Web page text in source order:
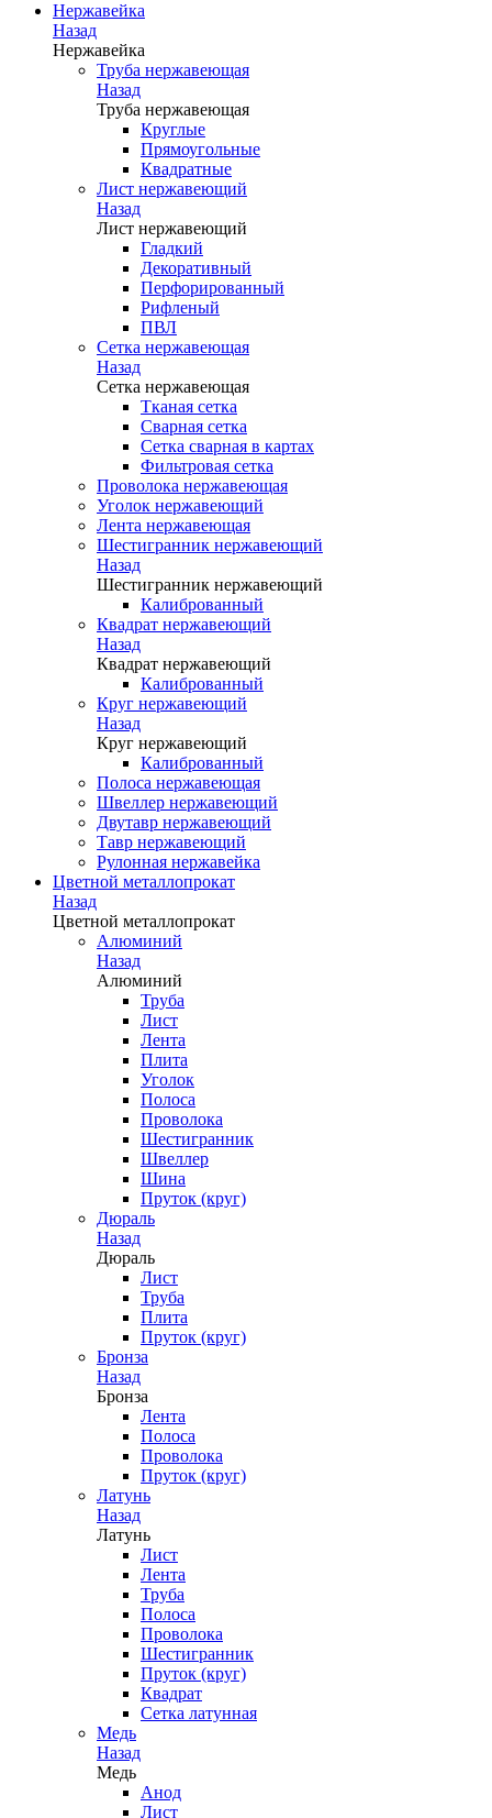
Нержавейка
Назад
Нержавейка
Труба нержавеющая
Назад
Труба нержавеющая
Круглые
Прямоугольные
Квадратные
Лист нержавеющий
Назад
Лист нержавеющий
Гладкий
Декоративный
Перфорированный
Рифленый
ПВЛ
Сетка нержавеющая
Назад
Сетка нержавеющая
Тканая сетка
Сварная сетка
Сетка сварная в картах
Фильтровая сетка
Проволока нержавеющая
Уголок нержавеющий
Лента нержавеющая
Шестигранник нержавеющий
Назад
Шестигранник нержавеющий
Калиброванный
Квадрат нержавеющий
Назад
Квадрат нержавеющий
Калиброванный
Круг нержавеющий
Назад
Круг нержавеющий
Калиброванный
Полоса нержавеющая
Швеллер нержавеющий
Двутавр нержавеющий
Тавр нержавеющий
Рулонная нержавейка
Цветной металлопрокат
Назад
Цветной металлопрокат
Алюминий
Назад
Алюминий
Труба
Лист
Лента
Плита
Уголок
Полоса
Проволока
Шестигранник
Швеллер
Шина
Пруток (круг)
Дюраль
Назад
Дюраль
Лист
Труба
Плита
Пруток (круг)
Бронза
Назад
Бронза
Лента
Полоса
Проволока
Пруток (круг)
Латунь
Назад
Латунь
Лист
Лента
Труба
Полоса
Проволока
Шестигранник
Пруток (круг)
Квадрат
Сетка латунная
Медь
Назад
Медь
Анод
Лист